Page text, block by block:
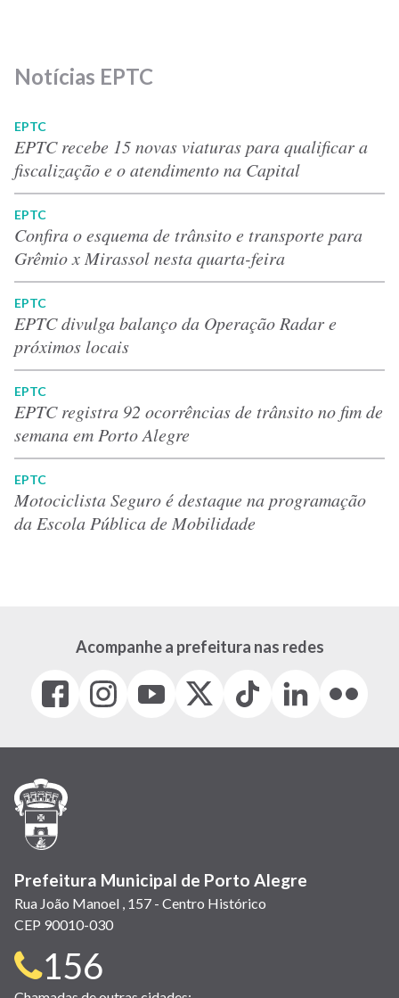
Notícias EPTC
EPTC
EPTC recebe 15 novas viaturas para qualificar a
fiscalização e o atendimento na Capital
EPTC
Confira o esquema de trânsito e transporte para
Grêmio x Mirassol nesta quarta-feira
EPTC
EPTC divulga balanço da Operação Radar e
próximos locais
EPTC
EPTC registra 92 ocorrências de trânsito no fim de
semana em Porto Alegre
EPTC
Motociclista Seguro é destaque na programação
da Escola Pública de Mobilidade
Acompanhe a prefeitura nas redes
Facebook
(link
em
janela)
Instagram
(link
em
(link
em
(Antigo
(link
Tiktok
(link
em
LinkedIn
(link
em
(link
em
Prefeitura Municipal de Porto Alegre
Rua João Manoel , 157 - Centro Histórico
CEP 90010-030
Telefone
156